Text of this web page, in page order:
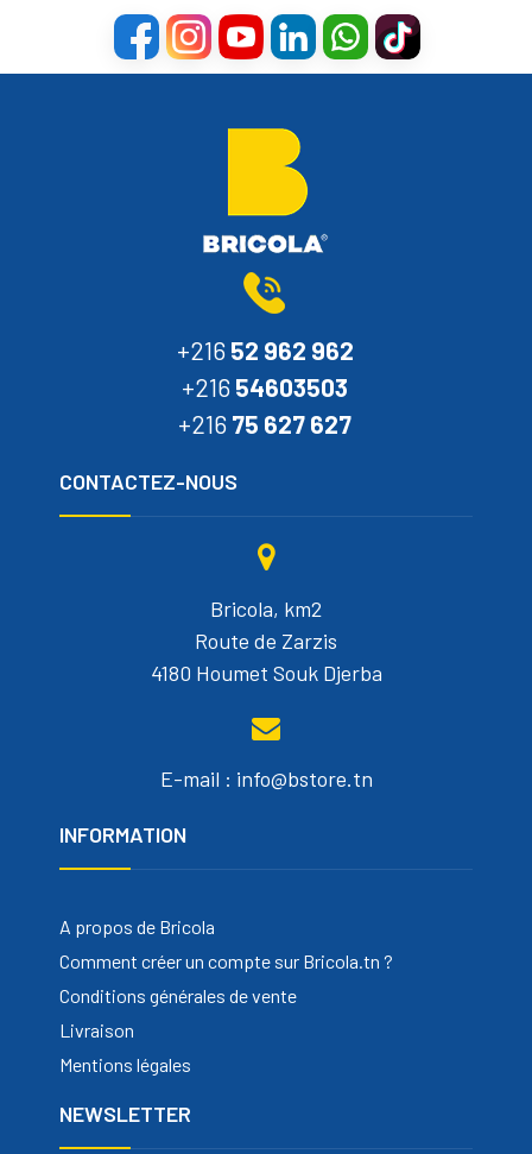
+216 52 962 962
+216 54603503
+216 75 627 627
CONTACTEZ-NOUS
Bricola, km2
Route de Zarzis
4180 Houmet Souk Djerba
E-mail : info@bstore.tn
INFORMATION
A propos de Bricola
Comment créer un compte sur Bricola.tn ?
Conditions générales de vente
Livraison
Mentions légales
NEWSLETTER